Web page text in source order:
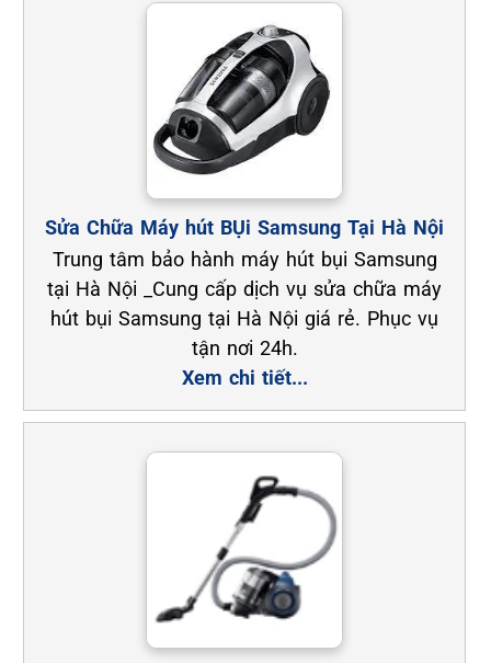
Sửa Chữa Máy hút BỤi Samsung Tại Hà Nội
Trung tâm bảo hành máy hút bụi Samsung
tại Hà Nội _Cung cấp dịch vụ sửa chữa máy
hút bụi Samsung tại Hà Nội giá rẻ. Phục vụ
tận nơi 24h.
Xem chi tiết...